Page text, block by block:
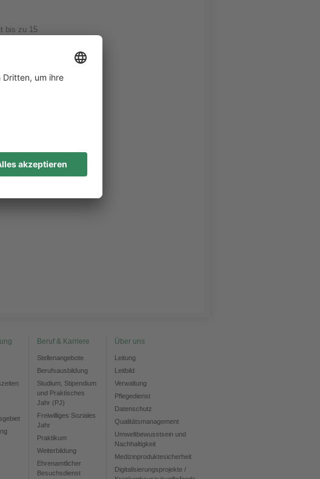
bis zu 15
Jahren
bitte
Beruf & Karriere
Stellenangebote
Berufsausbildung
Studium, Stipendium
und Praktisches
Jahr (PJ)
Freiwilliges Soziales
Jahr
Praktikum
Weiterbildung
Ehrenamtlicher
Besuchsdienst
Über uns
Leitung
Leitbild
Verwaltung
Pflegedienst
Datenschutz
Qualitätsmanagement
Umweltbewusstsein und
Nachhaltigkeit
Medizinproduktesicherheit
Digitalisierungsprojekte /